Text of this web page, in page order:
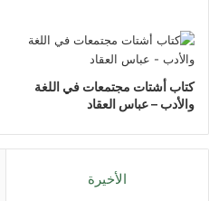
كتاب أشتات مجتمعات في اللغة
والأدب – عباس العقاد
الأخيرة